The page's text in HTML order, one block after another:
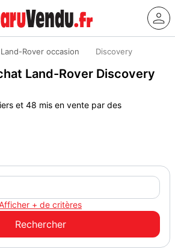
Rover occasion Discovery
Land-Rover Discovery
et 48 mis en vente par des
+ de critères